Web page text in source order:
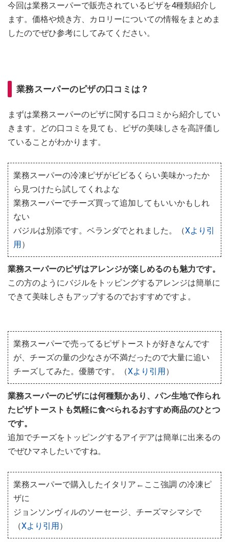
今回は業務スーパーで販売されているピザを4種類紹介し
ます。価格や焼き方、カロリーについての情報をまとめま
したのでぜひ参考にしてみてください。
業務スーパーのピザの口コミは？
まずは業務スーパーのピザに関する口コミから紹介してい
きます。どの口コミを見ても、ピザの美味しさを高評価し
ていることがわかります。
業務スーパーの冷凍ピザがビビるくらい美味かったか
ら見つけたら試してくれよな
業務スーパーでチーズ買って追加してもいいかもしれ
ない
バジルは別添です。ベランダでとれました。（Xより引
用 ）
業務スーパーのピザはアレンジが楽しめるのも魅力です。
この方のようにバジルをトッピングするアレンジは簡単に
できて美味しさもアップするのでおすすめですよ。
業務スーパーで売ってるピザトーストが好きなんです
が、チーズの量の少なさが不満だったので大量に追い
チーズしてみた。優勝です。（Xより引用 ）
業務スーパーのピザには何種類かあり、パン生地で作られ
たピザトーストも気軽に食べられるおすすめ商品のひとつ
です。
追加でチーズをトッピングするアイデアは簡単に出来るの
でぜひマネしたいですね。
業務スーパーで購入したイタリア←ここ強調 の冷凍ピ
ザに
ジョンソンヴィルのソーセージ、チーズマシマシで
（Xより引用 ）